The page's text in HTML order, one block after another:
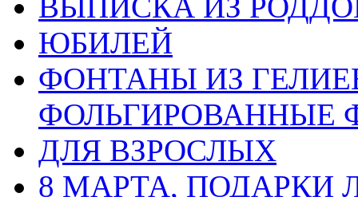
ЮБИЛЕЙ
ФОНТАНЫ ИЗ
ФОЛЬГИРОВАННЫЕ
ДЛЯ ВЗРОСЛЫХ
8 МАРТА,